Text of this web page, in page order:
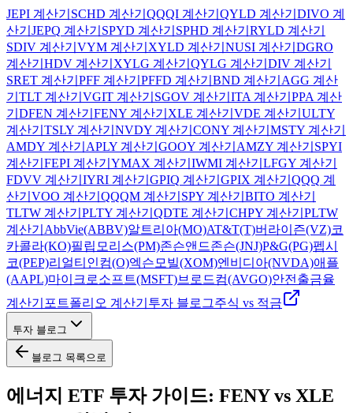
JEPI 계산기 SCHD 계산기 QQQI 계산기 QYLD 계산기 DIVO 계
산기 JEPQ 계산기 SPYD 계산기 SPHD 계산기 RYLD 계산기
SDIV 계산기 VYM 계산기 XYLD 계산기 NUSI 계산기 DGRO
계산기 HDV 계산기 XYLG 계산기 QYLG 계산기 DIV 계산기
SRET 계산기 PFF 계산기 PFFD 계산기 BND 계산기 AGG 계산
기 TLT 계산기 VGIT 계산기 SGOV 계산기 ITA 계산기 PPA 계산
기 DFEN 계산기 FENY 계산기 XLE 계산기 VDE 계산기 ULTY
계산기 TSLY 계산기 NVDY 계산기 CONY 계산기 MSTY 계산기
AMDY 계산기 APLY 계산기 GOOY 계산기 AMZY 계산기 SPYI
계산기 FEPI 계산기 YMAX 계산기 IWMI 계산기 LFGY 계산기
FDVV 계산기 IYRI 계산기 GPIQ 계산기 GPIX 계산기 QQQ 계
산기 VOO 계산기 QQQM 계산기 SPY 계산기 BITO 계산기
TLTW 계산기 PLTY 계산기 QDTE 계산기 CHPY 계산기 PLTW
계산기 AbbVie(ABBV)알트리아(MO)AT&T(T)버라이즌(VZ)코
카콜라(KO)필립모리스(PM)존슨앤드존슨(JNJ)P&G(PG)펩시
코(PEP)리얼티인컴(O)엑슨모빌(XOM)엔비디아(NVDA)애플
(AAPL)마이크로소프트(MSFT)브로드컴(AVGO)안전출금율
계산기 포트폴리오 계산기 투자 블로그주식 vs 적금
투자 블로그
블로그 목록으로
에너지 ETF 투자 가이드: FENY vs XLE